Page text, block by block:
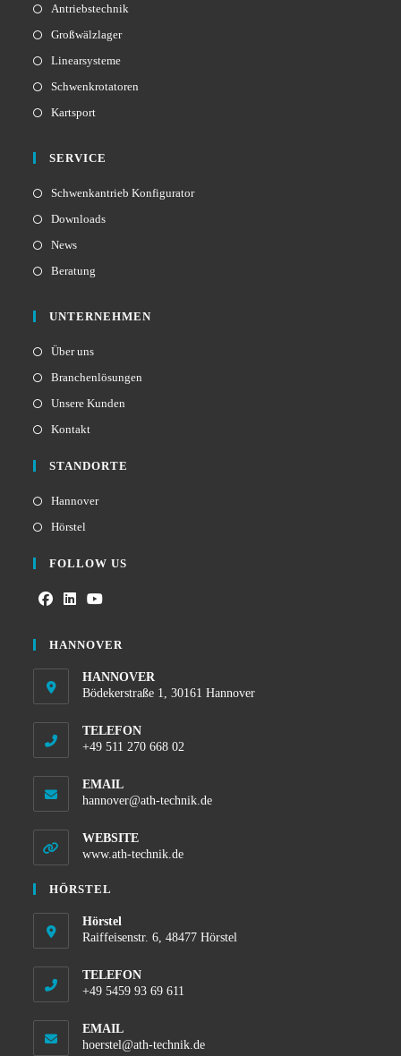
Antriebstechnik
Großwälzlager
Linearsysteme
Schwenkrotatoren
Kartsport
SERVICE
Schwenkantrieb Konfigurator
Downloads
News
Beratung
UNTERNEHMEN
Über uns
Branchenlösungen
Unsere Kunden
Kontakt
STANDORTE
Hannover
Hörstel
FOLLOW US
HANNOVER
HANNOVER
Bödekerstraße 1, 30161 Hannover
TELEFON
+49 511 270 668 02
EMAIL
hannover@ath-technik.de
WEBSITE
www.ath-technik.de
HÖRSTEL
Hörstel
Raiffeisenstr. 6, 48477 Hörstel
TELEFON
+49 5459 93 69 611
EMAIL
hoerstel@ath-technik.de